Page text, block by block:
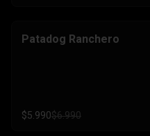
Patadog Ranchero
$5.990$6.990